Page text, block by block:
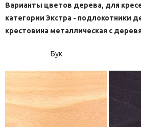
Варианты цветов дерева, для
категории Экстра - подлокотники
крестовина металлическая с
Бук